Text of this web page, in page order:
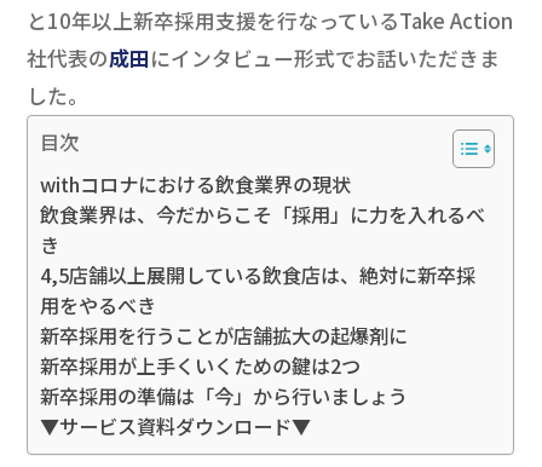
と10年以上新卒採用支援を行なっているTake Action
社代表の成田にインタビュー形式でお話いただきま
した。
目次
withコロナにおける飲食業界の現状
飲食業界は、今だからこそ「採用」に力を入れるべ
き
4,5店舗以上展開している飲食店は、絶対に新卒採
用をやるべき
新卒採用を行うことが店舗拡大の起爆剤に
新卒採用が上手くいくための鍵は2つ
新卒採用の準備は「今」から行いましょう
▼サービス資料ダウンロード▼